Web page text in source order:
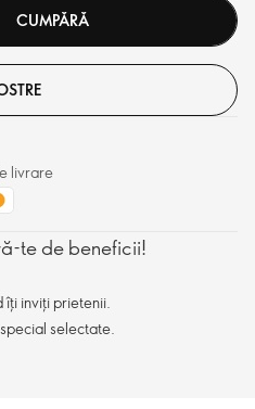
CUMPĂRĂ
livrare
te de beneficii!
inviți prietenii.
selectate.